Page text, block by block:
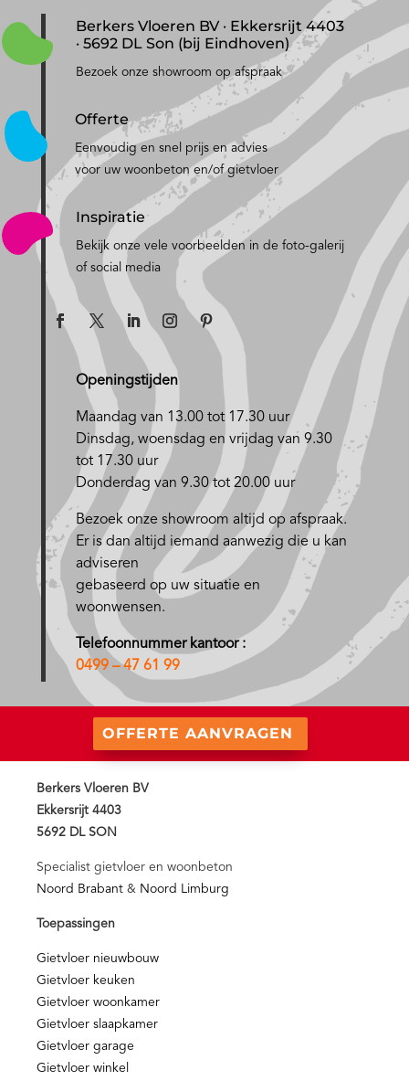
Berkers Vloeren BV · Ekkersrijt 4403
· 5692 DL Son (bij Eindhoven)
Bezoek onze showroom op afspraak
Offerte
Eenvoudig en snel prijs en advies
voor uw woonbeton en/of gietvloer
Inspiratie
Bekijk onze vele voorbeelden in de foto-galerij
of social media
Openingstijden
Maandag van 13.00 tot 17.30 uur
Dinsdag, woensdag en vrijdag van 9.30
tot 17.30 uur
Donderdag van 9.30 tot 20.00 uur
Bezoek onze showroom altijd op afspraak.
Er is dan altijd iemand aanwezig die u kan
adviseren
gebaseerd op uw situatie en
woonwensen.
Telefoonnummer kantoor :
0499 – 47 61 99
OFFERTE AANVRAGEN
Berkers Vloeren BV
Ekkersrijt 4403
5692 DL SON
Specialist gietvloer en woonbeton
Noord Brabant & Noord Limburg
Toepassingen
Gietvloer nieuwbouw
Gietvloer keuken
Gietvloer woonkamer
Gietvloer slaapkamer
Gietvloer garage
Gietvloer winkel